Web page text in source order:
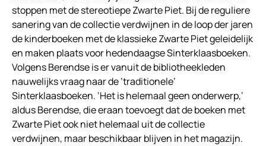
stoppen met de stereotiepe Zwarte Piet. Bij de reguliere
sanering van de collectie verdwijnen in de loop der jaren
de kinderboeken met de klassieke Zwarte Piet geleidelijk
en maken plaats voor hedendaagse Sinterklaasboeken.
Volgens Berendse is er vanuit de bibliotheekleden
nauwelijks vraag naar de ‘traditionele’
Sinterklaasboeken. ‘Het is helemaal geen onderwerp,’
aldus Berendse, die eraan toevoegt dat de boeken met
Zwarte Piet ook niet helemaal uit de collectie
verdwijnen, maar beschikbaar blijven in het magazijn.